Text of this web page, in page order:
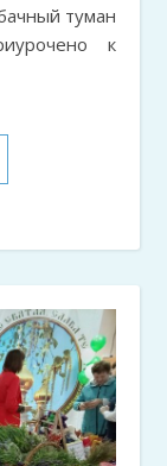
туман
к